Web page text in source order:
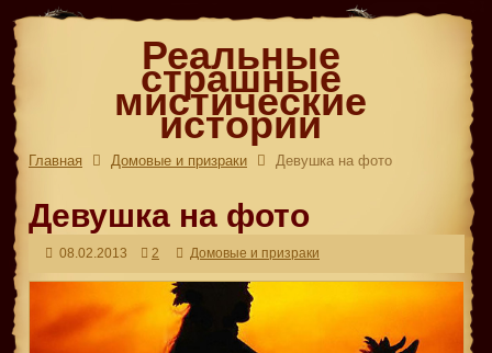
Реальные
страшные
мистические
истории
Главная Домовые и призраки Девушка на фото
Девушка на фото
08.02.2013 2 Домовые и призраки